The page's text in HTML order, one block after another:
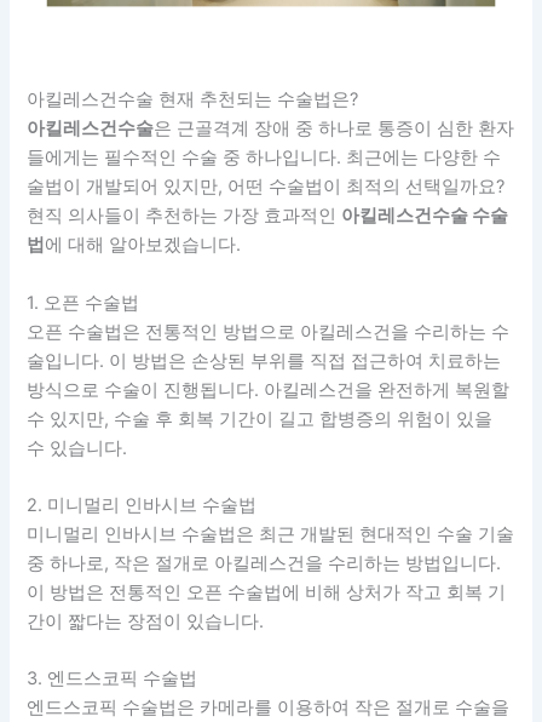
아킬레스건수술 현재 추천되는 수술법은?
아킬레스건수술은 근골격계 장애 중 하나로 통증이 심한 환자
들에게는 필수적인 수술 중 하나입니다. 최근에는 다양한 수
술법이 개발되어 있지만, 어떤 수술법이 최적의 선택일까요?
현직 의사들이 추천하는 가장 효과적인 아킬레스건수술 수술
법 에 대해 알아보겠습니다.
1. 오픈 수술법
오픈 수술법은 전통적인 방법으로 아킬레스건을 수리하는 수
술입니다. 이 방법은 손상된 부위를 직접 접근하여 치료하는
방식으로 수술이 진행됩니다. 아킬레스건을 완전하게 복원할
수 있지만, 수술 후 회복 기간이 길고 합병증의 위험이 있을
수 있습니다.
2. 미니멀리 인바시브 수술법
미니멀리 인바시브 수술법은 최근 개발된 현대적인 수술 기술
중 하나로, 작은 절개로 아킬레스건을 수리하는 방법입니다.
이 방법은 전통적인 오픈 수술법에 비해 상처가 작고 회복 기
간이 짧다는 장점이 있습니다.
3. 엔드스코픽 수술법
엔드스코픽 수술법은 카메라를 이용하여 작은 절개로 수술을